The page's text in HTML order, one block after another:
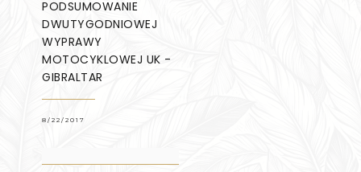
PODSUMOWANIE
DWUTYGODNIOWEJ
WYPRAWY
MOTOCYKLOWEJ UK -
GIBRALTAR
8/22/2017